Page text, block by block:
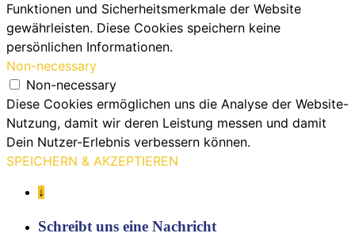
Funktionen und Sicherheitsmerkmale der Website
gewährleisten. Diese Cookies speichern keine
persönlichen Informationen.
Non-necessary
Non-necessary
Diese Cookies ermöglichen uns die Analyse der Website-
Nutzung, damit wir deren Leistung messen und damit
Dein Nutzer-Erlebnis verbessern können.
SPEICHERN & AKZEPTIEREN
↓
Schreibt uns eine Nachricht